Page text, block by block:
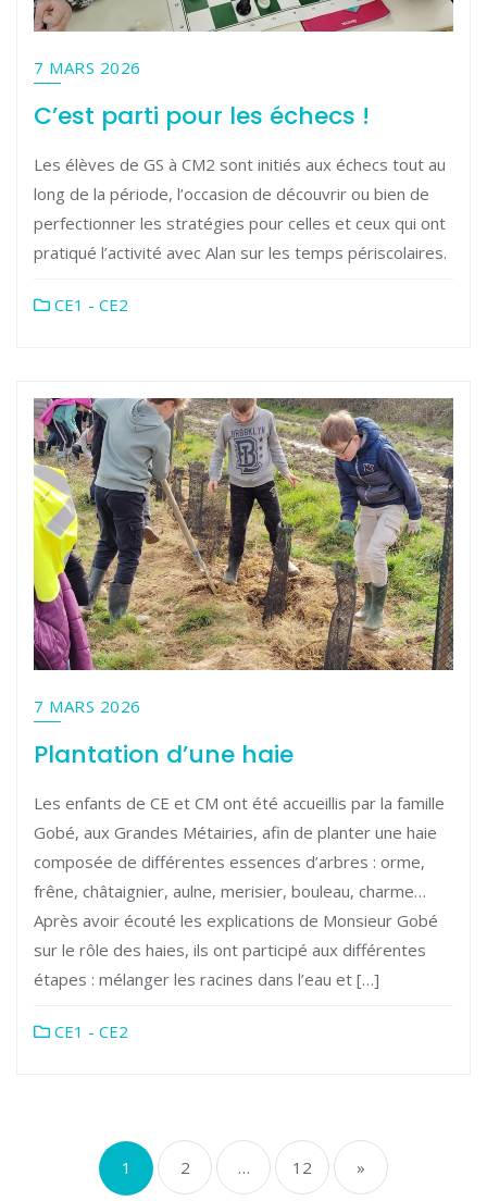
7 MARS 2026
C’est parti pour les échecs !
Les élèves de GS à CM2 sont initiés aux échecs tout au
long de la période, l’occasion de découvrir ou bien de
perfectionner les stratégies pour celles et ceux qui ont
pratiqué l’activité avec Alan sur les temps périscolaires.
CE1 - CE2
7 MARS 2026
Plantation d’une haie
Les enfants de CE et CM ont été accueillis par la famille
Gobé, aux Grandes Métairies, afin de planter une haie
composée de différentes essences d’arbres : orme,
frêne, châtaignier, aulne, merisier, bouleau, charme…
Après avoir écouté les explications de Monsieur Gobé
sur le rôle des haies, ils ont participé aux différentes
étapes : mélanger les racines dans l’eau et […]
CE1 - CE2
Pagination
des
1 2 … 12 »